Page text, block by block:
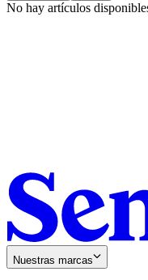
No hay artículos
Nuestras marcas